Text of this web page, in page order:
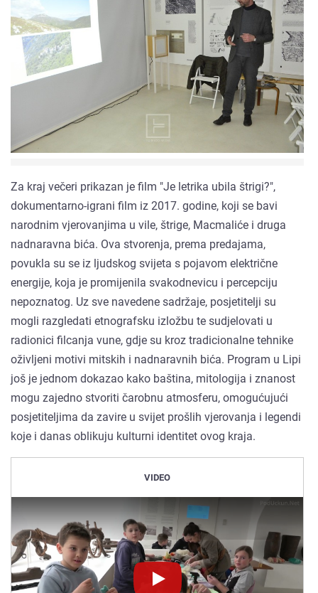
Za kraj večeri prikazan je film "Je letrika ubila štrigi?",
dokumentarno-igrani film iz 2017. godine, koji se bavi
narodnim vjerovanjima u vile, štrige, Macmaliće i druga
nadnaravna bića. Ova stvorenja, prema predajama,
povukla su se iz ljudskog svijeta s pojavom električne
energije, koja je promijenila svakodnevicu i percepciju
nepoznatog. Uz sve navedene sadržaje, posjetitelji su
mogli razgledati etnografsku izložbu te sudjelovati u
radionici filcanja vune, gdje su kroz tradicionalne tehnike
oživljeni motivi mitskih i nadnaravnih bića. Program u Lipi
još je jednom dokazao kako baština, mitologija i znanost
mogu zajedno stvoriti čarobnu atmosferu, omogućujući
posjetiteljima da zavire u svijet prošlih vjerovanja i legendi
koje i danas oblikuju kulturni identitet ovog kraja.
VIDEO
Novinet.tv
Novinet.tv